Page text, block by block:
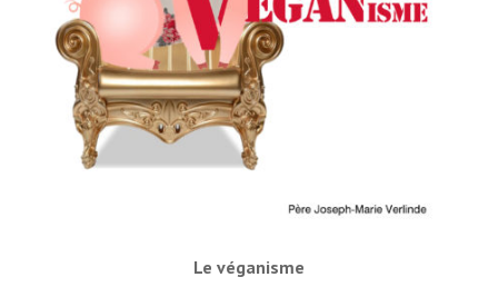
Le véganisme